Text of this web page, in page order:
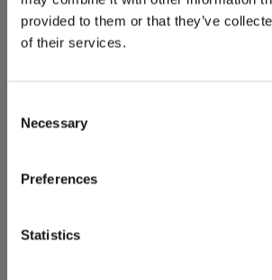
provided to them or that they’ve
of their services.
Selection
Necessary
Preferences
Statistics
LINEA
Tecnologia all’avanguardia per